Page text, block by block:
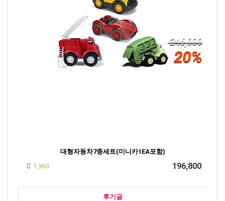
246,000
20%
대형자동차7종세트(미니카1EA포함)
1,960
196,800
후기글